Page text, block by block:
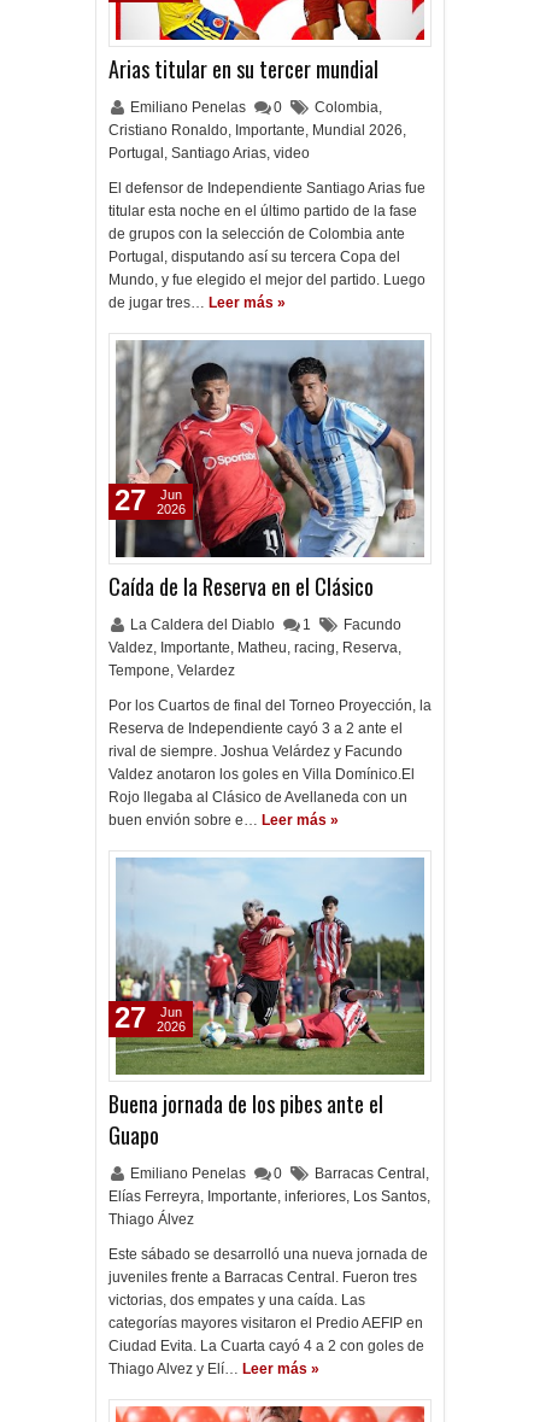
Arias titular en su tercer mundial
Emiliano Penelas 0 Colombia,
Cristiano Ronaldo, Importante, Mundial 2026,
Portugal , Santiago Arias, video
El defensor de Independiente Santiago Arias fue
titular esta noche en el último partido de la fase
de grupos con la selección de Colombia ante
Portugal, disputando así su tercera Copa del
Mundo, y fue elegido el mejor del partido. Luego
de jugar tres… Leer más »
Caída de la Reserva en el Clásico
La Caldera del Diablo 1
Facundo
Valdez, Importante, Matheu, racing, Reserva,
Tempone, Velardez
Por los Cuartos de final del Torneo Proyección, la
Reserva de Independiente cayó 3 a 2 ante el
rival de siempre. Joshua Velárdez y Facundo
Valdez anotaron los goles en Villa Domínico.El
Rojo llegaba al Clásico de Avellaneda con un
buen envión sobre e… Leer más »
27
Jun
2026
Buena jornada de los pibes ante el
Guapo
Emiliano Penelas 0 Barracas Central ,
Elías Ferreyra, Importante, inferiores, Los Santos,
Thiago Álvez
Este sábado se desarrolló una nueva jornada de
juveniles frente a Barracas Central. Fueron tres
victorias, dos empates y una caída. Las
categorías mayores visitaron el Predio AEFIP en
Ciudad Evita. La Cuarta cayó 4 a 2 con goles de
Thiago Alvez y Elí… Leer más »
27
Jun
2026